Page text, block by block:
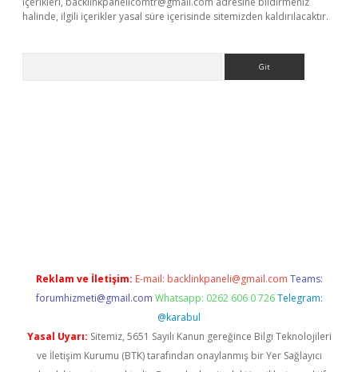
halinde, ilgili içerikler yasal süre içerisinde sitemizden kaldırılacaktır.
Reklam ve İletişim: E-mail: backlinkpaneli@gmail.com Teams:
forumhizmeti@gmail.com Whatsapp: 0262 606 0 726 Telegram:
@karabul
Yasal Uyarı: Sitemiz, 5651 Sayılı Kanun gereğince Bilgi Teknolojileri
ve İletişim Kurumu (BTK) tarafından onaylanmış bir Yer Sağlayıcı